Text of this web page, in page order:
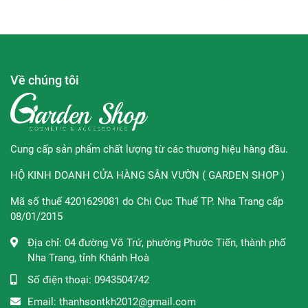
- Phù hợp cho người lớn, trẻ em & trẻ sơ sinh.
- Dùng được cho mặt và cơ thể.
- Da bị cháy nắng / sau khi đi nắng, hoạt động thể thao
ngoài trời, khi đi biển...
- Da khô, thiếu nước - thiếu ẩm do làm việc trong môi
trường điều hòa.
- Da ngứa và kích ứng do côn trùng cắn.
- Bệnh vảy nến, bệnh hồng ban.
- Da sau điều trị thẩm mỹ như laser, peel da hóa học.
Về chúng tôi
Cung cấp sản phẩm chất lượng từ các thương hiệu hàng đầu.
HỘ KINH DOANH CỬA HÀNG SÂN VƯỜN ( GARDEN SHOP )
Mã số thuế 4201629081 do Chi Cục Thuế TP. Nha Trang cấp
08/01/2015
Địa chỉ: 04 đường Võ Trứ, phường Phước Tiến, thành phố
Nha Trang, tỉnh Khánh Hoà
Số điện thoại: 0943504742
Email: thanhsontkh2012@gmail.com